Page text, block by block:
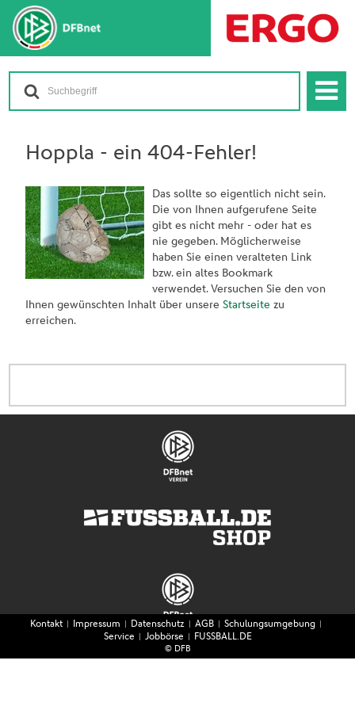
Hoppla - ein 404-Fehler!
Das sollte so eigentlich nicht sein.
Die von Ihnen aufgerufene Seite
gibt es nicht mehr - oder hat es
nie gegeben. Möglicherweise
haben Sie einen veralteten Link
bzw. ein altes Bookmark
verwendet. Versuchen Sie den von
Ihnen gewünschten Inhalt über unsereStartseite zu
erreichen.
Kontakt Impressum Datenschutz AGB Schulungsumgebung
Service Jobbörse FUSSBALL.DE
© DFB